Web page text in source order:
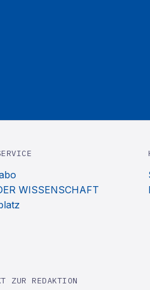
WISSENSCHAFT
ZUR REDAKTION